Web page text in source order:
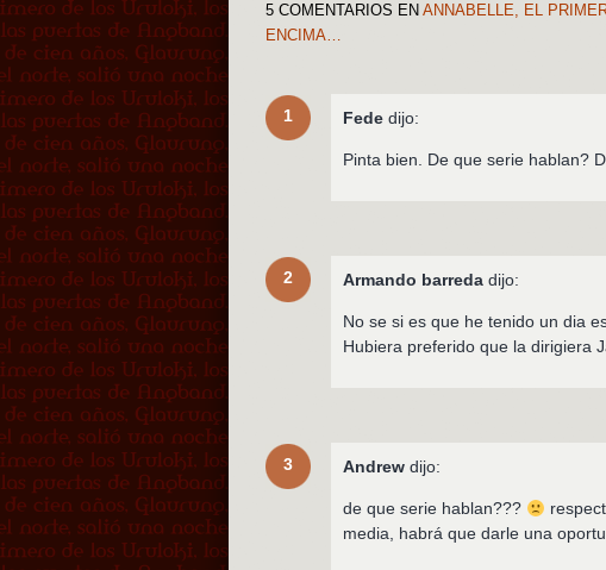
5 COMENTARIOS EN ANNABELLE, EL
ENCIMA…
1 Fede dijo:
Pinta bien. De que serie hablan?
2 Armando barreda dijo:
No se si es que he tenido un dia
Hubiera preferido que la dirigiera
3 Andrew dijo:
de que serie hablan???
media, habrá que darle una